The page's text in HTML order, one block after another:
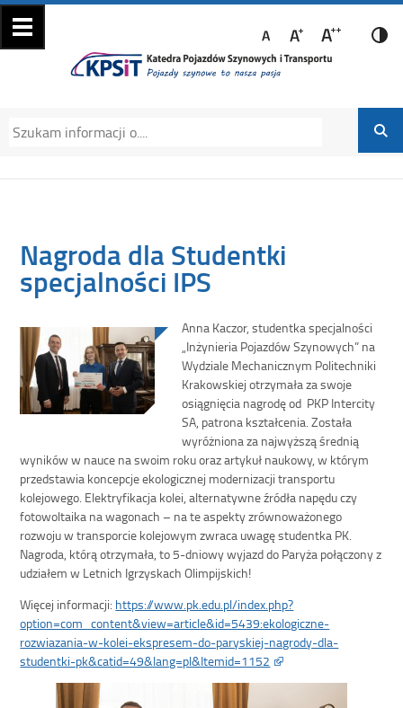
Katedra Pojazdów
Szynowych i
Transportu
Katedra Pojazdów Szynowych i Transportu
Politechniki Krakowskiej na Wydziale
Mechanicznym
Nagroda dla Studentki
specjalności IPS
Anna Kaczor, studentka specjalności
„Inżynieria Pojazdów Szynowych” na
Wydziale Mechanicznym Politechniki
Krakowskiej otrzymała za swoje
osiągnięcia nagrodę od PKP Intercity
SA, patrona kształcenia. Została
wyróżniona za najwyższą średnią
wyników w nauce na swoim roku oraz artykuł naukowy, w którym
przedstawia koncepcje ekologicznej modernizacji transportu
kolejowego. Elektryfikacja kolei, alternatywne źródła napędu czy
fotowoltaika na wagonach – na te aspekty zrównoważonego
rozwoju w transporcie kolejowym zwraca uwagę studentka PK.
Nagroda, którą otrzymała, to 5-dniowy wyjazd do Paryża połączony z
udziałem w Letnich Igrzyskach Olimpijskich!
Więcej informacji: https://www.pk.edu.pl/index.php?
option=com_content&view=article&id=5439:ekologiczne-
rozwiazania-w-kolei-ekspresem-do-paryskiej-nagrody-dla-
studentki-pk&catid=49&lang=pl&Itemid=1152